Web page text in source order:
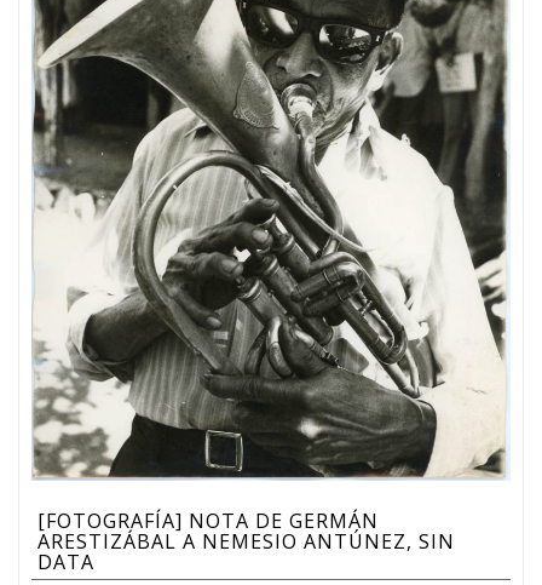
[FOTOGRAFÍA] NOTA DE GERMÁN
ARESTIZÁBAL A NEMESIO ANTÚNEZ, SIN
DATA